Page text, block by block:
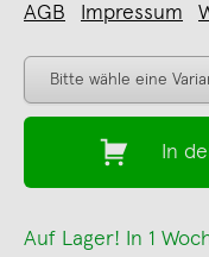
AGB
Impressum
In
Auf Lager! In 1